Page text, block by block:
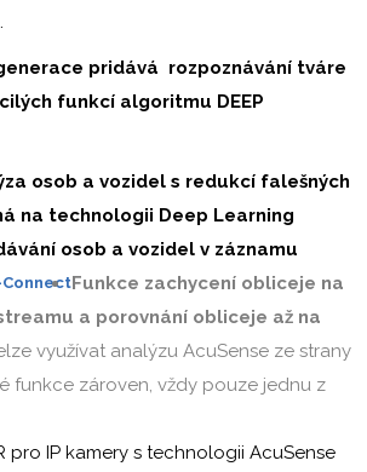
pridává rozpoznávání tváre
funkcí algoritmu DEEP
osob a vozidel s redukcí falešných
na technologii Deep Learning
osob a vozidel v záznamu
Funkce zachycení obliceje na
a porovnání obliceje až na
využívat analýzu AcuSense ze strany
funkce zároven, vždy pouze jednu z
pro IP kamery s technologii AcuSense